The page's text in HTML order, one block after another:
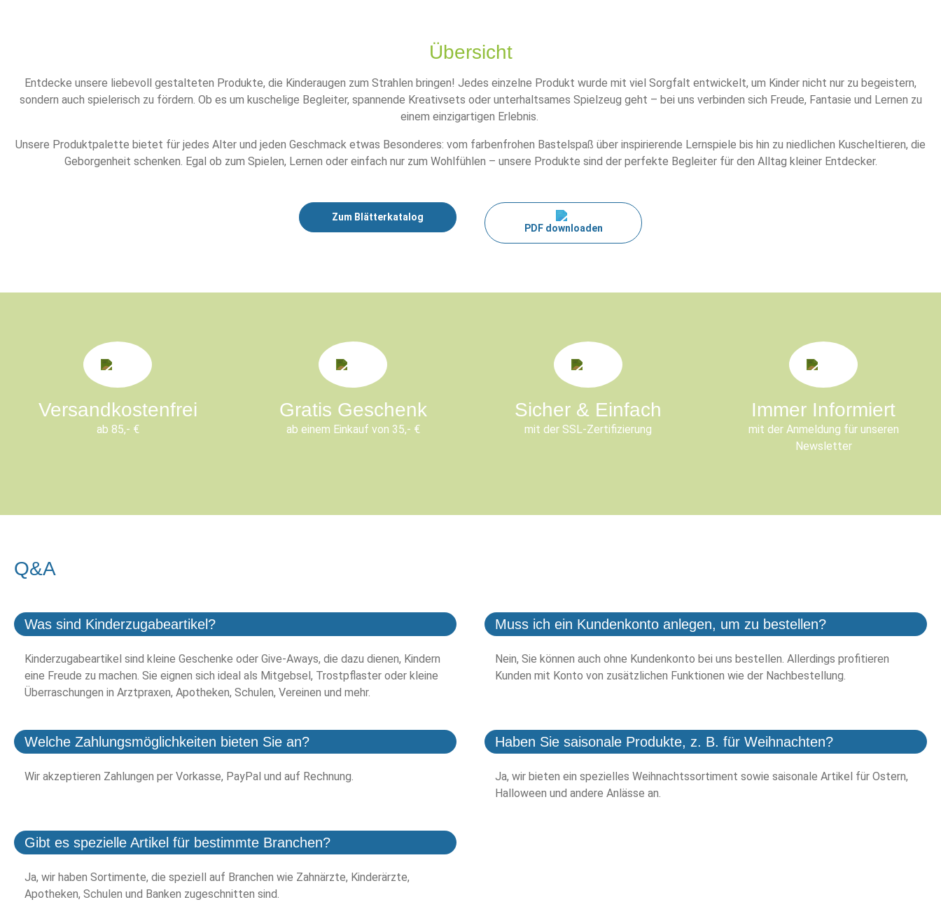
Übersicht
Entdecke unsere liebevoll gestalteten Produkte, die Kinderaugen zum Strahlen bringen! Jedes einzelne Produkt wurde mit viel Sorgfalt entwickelt, um Kinder nicht nur zu begeistern,
sondern auch spielerisch zu fördern. Ob es um kuschelige Begleiter, spannende Kreativsets oder unterhaltsames Spielzeug geht – bei uns verbinden sich Freude, Fantasie und Lernen zu
einem einzigartigen Erlebnis.
Unsere Produktpalette bietet für jedes Alter und jeden Geschmack etwas Besonderes: vom farbenfrohen Bastelspaß über inspirierende Lernspiele bis hin zu niedlichen Kuscheltieren, die
Geborgenheit schenken. Egal ob zum Spielen, Lernen oder einfach nur zum Wohlfühlen – unsere Produkte sind der perfekte Begleiter für den Alltag kleiner Entdecker.
Zum Blätterkatalog
PDF downloaden
Versandkostenfrei
ab 85,- €
Gratis Geschenk
ab einem Einkauf von 35,- €
Sicher & Einfach
mit der SSL-Zertifizierung
Immer Informiert
mit der Anmeldung für unseren
Newsletter
Q&A
Was sind Kinderzugabeartikel?
Kinderzugabeartikel sind kleine Geschenke oder Give-Aways, die dazu dienen, Kindern
eine Freude zu machen. Sie eignen sich ideal als Mitgebsel, Trostpflaster oder kleine
Überraschungen in Arztpraxen, Apotheken, Schulen, Vereinen und mehr.
Muss ich ein Kundenkonto anlegen, um zu bestellen?
Nein, Sie können auch ohne Kundenkonto bei uns bestellen. Allerdings profitieren
Kunden mit Konto von zusätzlichen Funktionen wie der Nachbestellung.
Welche Zahlungsmöglichkeiten bieten Sie an?
Wir akzeptieren Zahlungen per Vorkasse, PayPal und auf Rechnung.
Haben Sie saisonale Produkte, z. B. für Weihnachten?
Ja, wir bieten ein spezielles Weihnachtssortiment sowie saisonale Artikel für Ostern,
Halloween und andere Anlässe an.
Gibt es spezielle Artikel für bestimmte Branchen?
Ja, wir haben Sortimente, die speziell auf Branchen wie Zahnärzte, Kinderärzte,
Apotheken, Schulen und Banken zugeschnitten sind.